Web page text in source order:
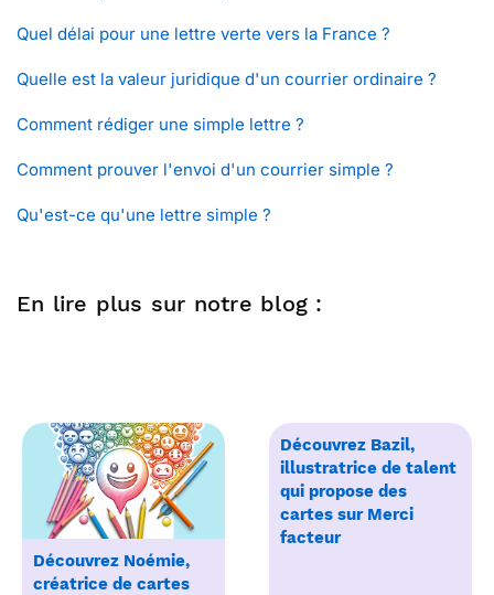
Quel délai pour une lettre verte vers la France ?
Quelle est la valeur juridique d'un courrier ordinaire ?
Comment rédiger une simple lettre ?
Comment prouver l'envoi d'un courrier simple ?
Qu'est-ce qu'une lettre simple ?
En lire plus sur notre blog :
Découvrez Noémie,
créatrice de cartes
Découvrez Bazil,
illustratrice de talent
qui propose des
cartes sur Merci
facteur